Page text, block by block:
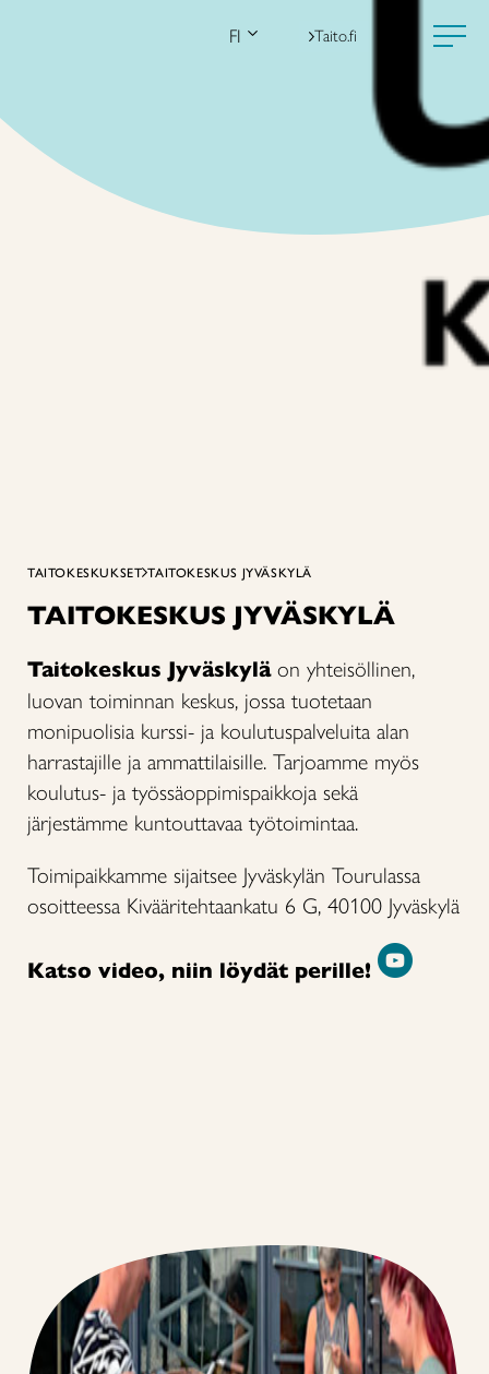
FI Taito.fi
TAITOKESKUKSET TAITOKESKUS JYVÄSKYLÄ
TAITOKESKUS JYVÄSKYLÄ
Taitokeskus Jyväskyläon yhteisöllinen,
luovan toiminnan keskus, jossa tuotetaan
monipuolisia kurssi- ja koulutuspalveluita alan
harrastajille ja ammattilaisille. Tarjoamme myös
koulutus- ja työssäoppimispaikkoja sekä
järjestämme kuntouttavaa työtoimintaa.
Toimipaikkamme sijaitsee Jyväskylän Tourulassa
osoitteessa Kivääritehtaankatu 6 G, 40100 Jyväskylä
Katso video, niin löydät perille!